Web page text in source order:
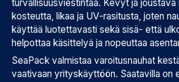
turvallisuusviestintää. Kevyt ja joustava
kosteutta, likaa ja UV-rasitusta, joten
käyttää luotettavasti sekä sisä- että
helpottaa käsittelyä ja nopeuttaa
SeaPack valmistaa varoitusnauhat
vaativaan yrityskäyttöön. Saatavilla on